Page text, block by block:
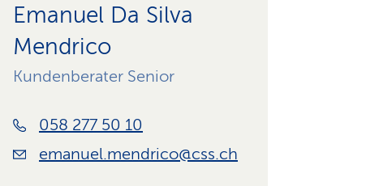
Emanuel Da Silva
Mendrico
Kundenberater Senior
058 277 50 10
emanuel.mendrico@css.ch